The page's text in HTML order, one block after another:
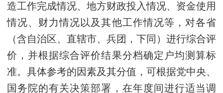
造工作完成情况、地方财政投入情况、资金使用
情况、财力情况以及其他工作情况等，对各省
（含自治区、直辖市、兵团，下同）进行综合评
价，并根据综合评价结果分档确定户均测算标
准。具体参考的因素及其分值，可根据党中央、
国务院的有关决策部署，在年度间进行适当调